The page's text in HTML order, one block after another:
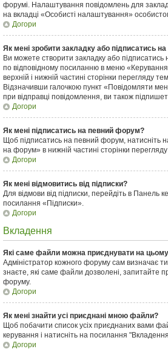
форумі. Налаштування повідомлень для
на вкладці «Особисті налаштування»
Догори
Як мені зробити закладку або підписатись
Ви можете створити закладку або
по відповідному посиланню в меню
верхній і нижній частині сторінки перегляду
Відзначивши галочкою пункт «Повідомляти
при відправці повідомлення, ви також
Догори
Як мені підписатись на певний форум?
Щоб підписатись на певний форум, натисніть
на форум» в нижній частині сторінки
Догори
Як мені відмовитись від підписки?
Для відмови від підписки, перейдіть в Панель
посилання «Підписки».
Догори
Вкладення
Які саме файли можна приєднувати на
Адміністратор кожного форуму сам визначає
знаєте, які саме файли дозволені, запитайте
форуму.
Догори
Як мені знайти усі приєднані мною файли?
Щоб побачити список усіх приєднаних вами
керування і натисніть на посилання
Догори